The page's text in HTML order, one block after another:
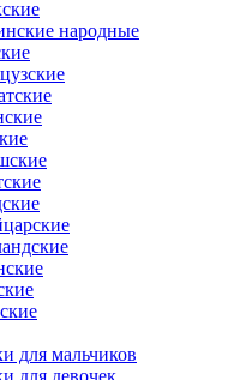
народные
для мальчиков
для девочек